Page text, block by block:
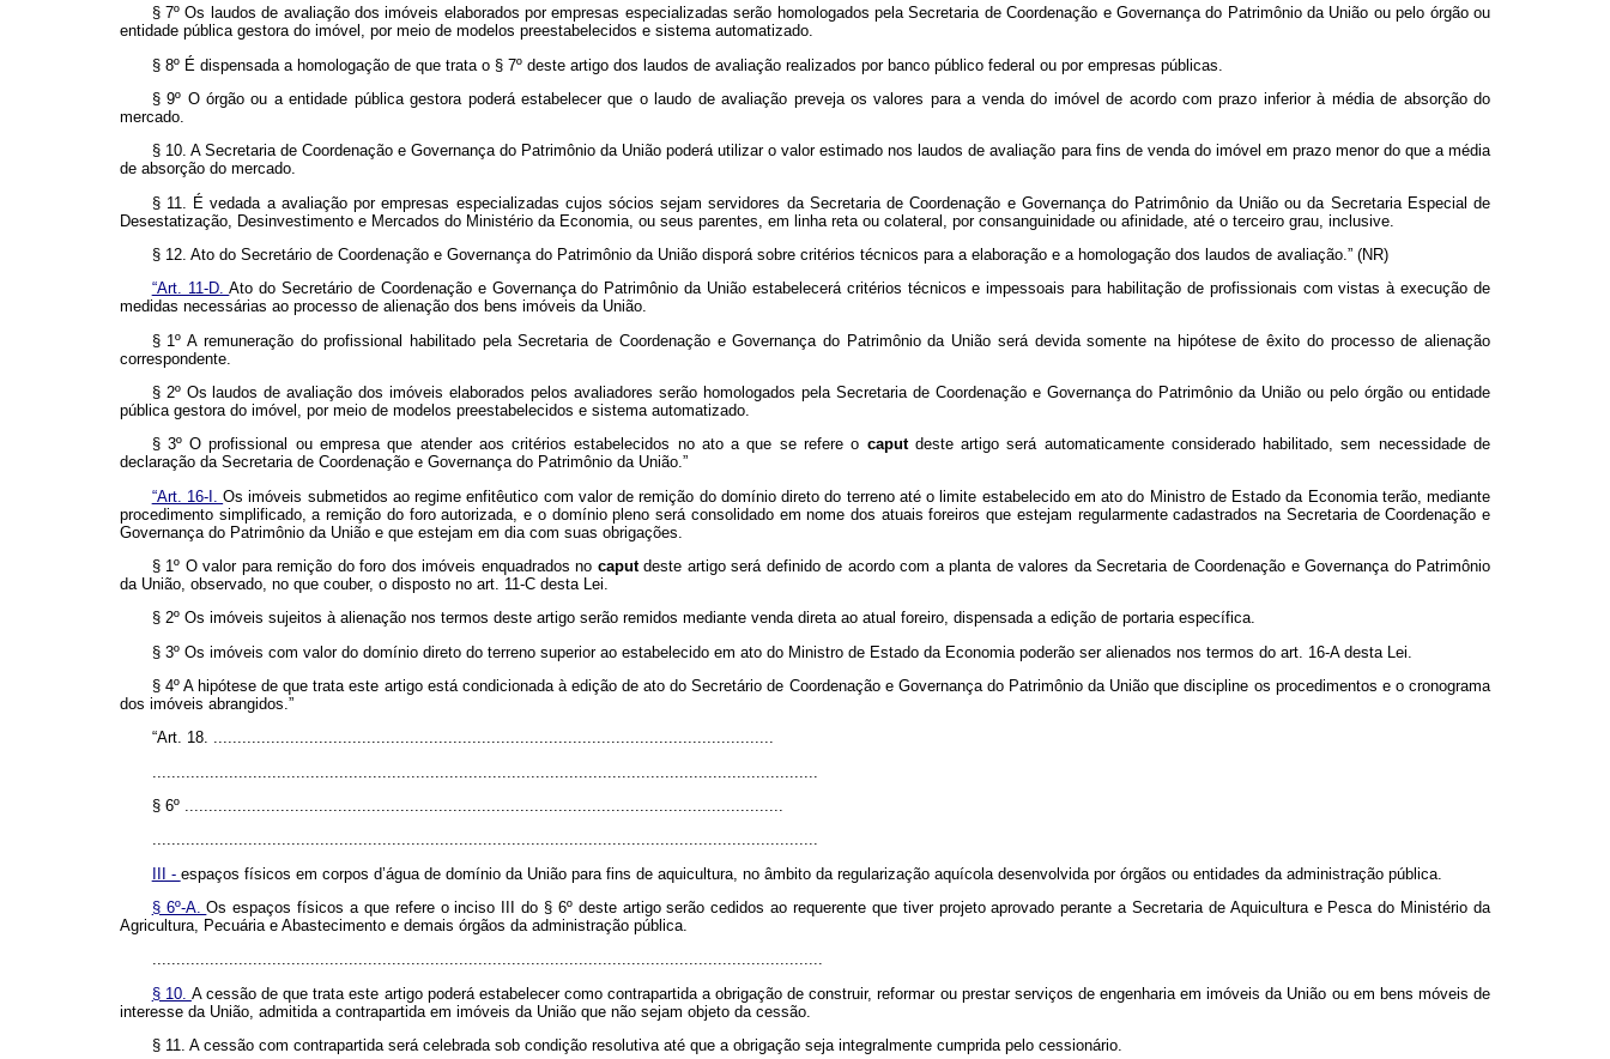
§ 7º Os laudos de avaliação dos imóveis elaborados por empresas especializadas serão homologados pela Secretaria de Coordenação e Governança do Patrimônio da União ou pelo órgão ou
entidade pública gestora do imóvel, por meio de modelos preestabelecidos e sistema automatizado.
§ 8º É dispensada a homologação de que trata o § 7º deste artigo dos laudos de avaliação realizados por banco público federal ou por empresas públicas.
§ 9º O órgão ou a entidade pública gestora poderá estabelecer que o laudo de avaliação preveja os valores para a venda do imóvel de acordo com prazo inferior à média de absorção do
mercado.
§ 10. A Secretaria de Coordenação e Governança do Patrimônio da União poderá utilizar o valor estimado nos laudos de avaliação para fins de venda do imóvel em prazo menor do que a média
de absorção do mercado.
§ 11. É vedada a avaliação por empresas especializadas cujos sócios sejam servidores da Secretaria de Coordenação e Governança do Patrimônio da União ou da Secretaria Especial de
Desestatização, Desinvestimento e Mercados do Ministério da Economia, ou seus parentes, em linha reta ou colateral, por consanguinidade ou afinidade, até o terceiro grau, inclusive.
§ 12. Ato do Secretário de Coordenação e Governança do Patrimônio da União disporá sobre critérios técnicos para a elaboração e a homologação dos laudos de avaliação.” (NR)
“Art. 11-D.Ato do Secretário de Coordenação e Governança do Patrimônio da União estabelecerá critérios técnicos e impessoais para habilitação de profissionais com vistas à execução de
medidas necessárias ao processo de alienação dos bens imóveis da União.
§ 1º A remuneração do profissional habilitado pela Secretaria de Coordenação e Governança do Patrimônio da União será devida somente na hipótese de êxito do processo de alienação
correspondente.
§ 2º Os laudos de avaliação dos imóveis elaborados pelos avaliadores serão homologados pela Secretaria de Coordenação e Governança do Patrimônio da União ou pelo órgão ou entidade
pública gestora do imóvel, por meio de modelos preestabelecidos e sistema automatizado.
§ 3º O profissional ou empresa que atender aos critérios estabelecidos no ato a que se refere o caput deste artigo será automaticamente considerado habilitado, sem necessidade de
declaração da Secretaria de Coordenação e Governança do Patrimônio da União.”
“Art. 16-I.Os imóveis submetidos ao regime enfitêutico com valor de remição do domínio direto do terreno até o limite estabelecido em ato do Ministro de Estado da Economia terão, mediante
procedimento simplificado, a remição do foro autorizada, e o domínio pleno será consolidado em nome dos atuais foreiros que estejam regularmente cadastrados na Secretaria de Coordenação e
Governança do Patrimônio da União e que estejam em dia com suas obrigações.
§ 1º O valor para remição do foro dos imóveis enquadrados no caputdeste artigo será definido de acordo com a planta de valores da Secretaria de Coordenação e Governança do Patrimônio
da União, observado, no que couber, o disposto no art. 11-C desta Lei.
§ 2º Os imóveis sujeitos à alienação nos termos deste artigo serão remidos mediante venda direta ao atual foreiro, dispensada a edição de portaria específica.
§ 3º Os imóveis com valor do domínio direto do terreno superior ao estabelecido em ato do Ministro de Estado da Economia poderão ser alienados nos termos do art. 16-A desta Lei.
§ 4º A hipótese de que trata este artigo está condicionada à edição de ato do Secretário de Coordenação e Governança do Patrimônio da União que discipline os procedimentos e o cronograma
dos imóveis abrangidos.”
“Art. 18. .....................................................................................................................
§ 6º .............................................................................................................................
...........................................................................................................................................
III - espaços físicos em corpos d’água de domínio da União para fins de aquicultura, no âmbito da regularização aquícola desenvolvida por órgãos ou entidades da administração pública.
§ 6º-A.Os espaços físicos a que refere o inciso III do § 6º deste artigo serão cedidos ao requerente que tiver projeto aprovado perante a Secretaria de Aquicultura e Pesca do Ministério da
Agricultura, Pecuária e Abastecimento e demais órgãos da administração pública.
............................................................................................................................................
§ 10. A cessão de que trata este artigo poderá estabelecer como contrapartida a obrigação de construir, reformar ou prestar serviços de engenharia em imóveis da União ou em bens móveis de
interesse da União, admitida a contrapartida em imóveis da União que não sejam objeto da cessão.
§ 11. A cessão com contrapartida será celebrada sob condição resolutiva até que a obrigação seja integralmente cumprida pelo cessionário.